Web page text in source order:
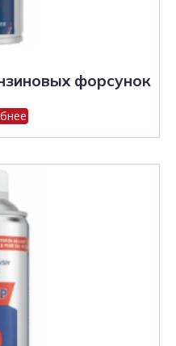
форсунок